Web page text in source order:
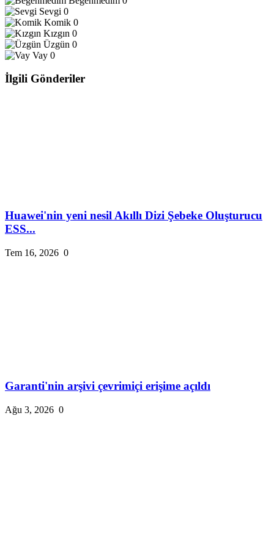
Sevgi 0
Komik 0
Kızgın 0
Üzgün 0
Vay 0
İlgili Gönderiler
Huawei'nin yeni nesil Akıllı Dizi Şebeke Oluşturucu
ESS...
Tem 16, 2026 0
Garanti'nin arşivi çevrimiçi erişime açıldı
Ağu 3, 2026 0